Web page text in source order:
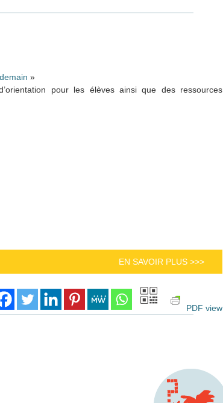
»
pour les élèves ainsi que des ressources
EN SAVOIR PLUS >>>
PDF view